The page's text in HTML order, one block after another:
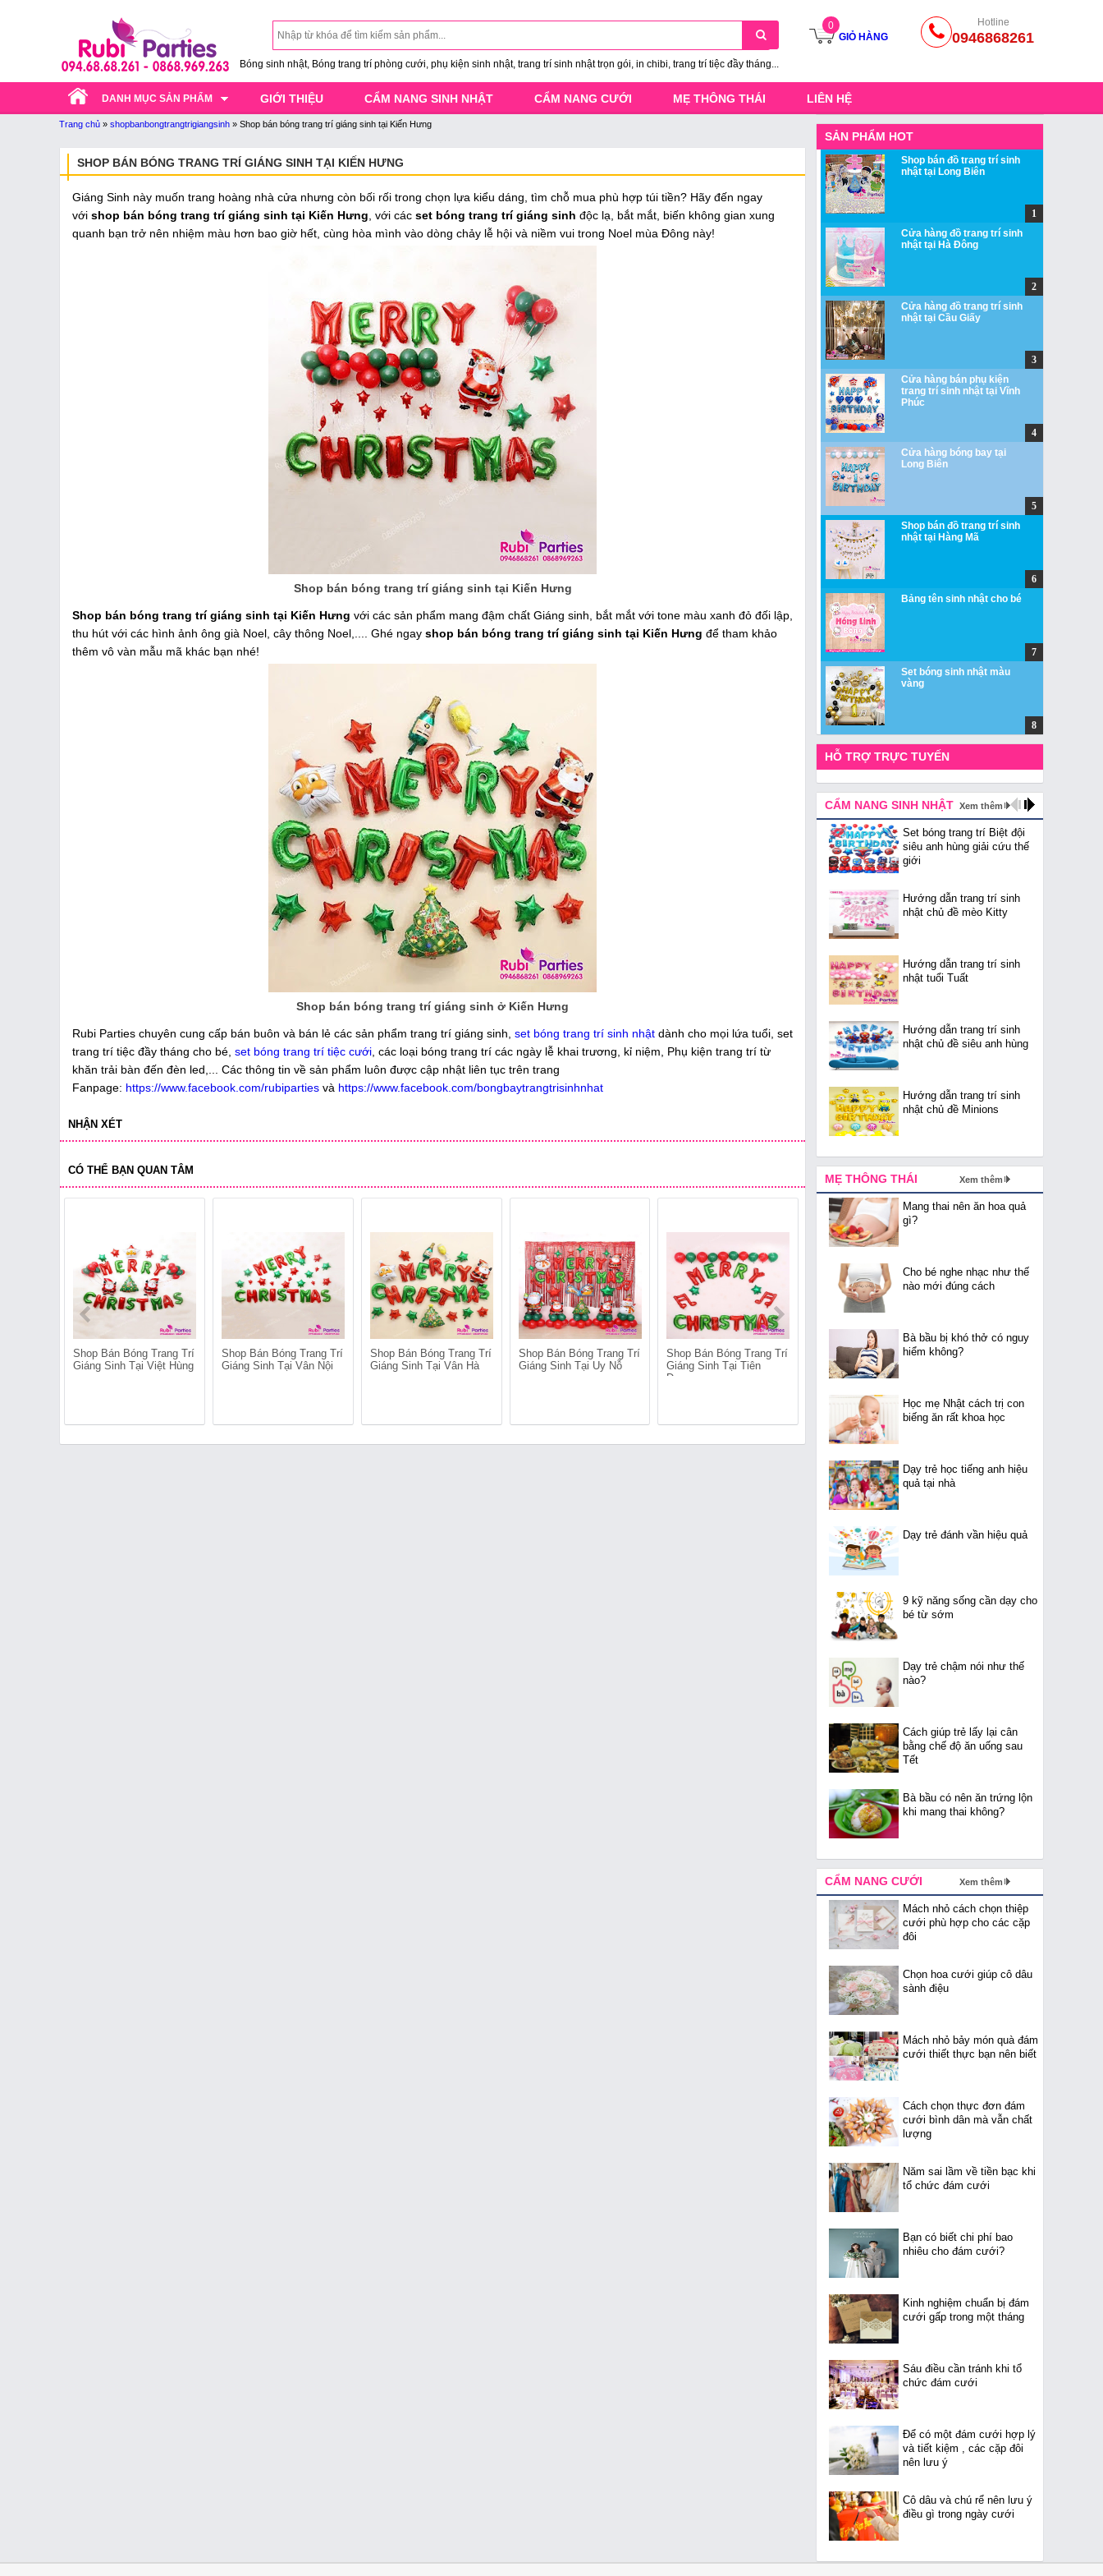
Bóng sinh nhật, Bóng trang trí phòng cưới, phụ kiện sinh nhật, trang trí sinh nhật trọn gói, in chibi, trang trí tiệc đầy tháng...
0
GIỎ HÀNG
Hotline
0946868261
DANH MỤC SẢN PHẨM GIỚI THIỆU CẨM NANG SINH NHẬT CẨM NANG CƯỚI MẸ THÔNG THÁI LIÊN HỆ
Trang chủ » shopbanbongtrangtrigiangsinh » Shop bán bóng trang trí giáng sinh tại Kiến Hưng
SHOP BÁN BÓNG TRANG TRÍ GIÁNG SINH TẠI KIẾN HƯNG
Giáng Sinh này muốn trang hoàng nhà cửa nhưng còn bối rối trong chọn lựa kiểu dáng, tìm chỗ mua phù hợp túi tiền? Hãy đến ngay
với shop bán bóng trang trí giáng sinh tại Kiến Hưng , với các set bóng trang trí giáng sinh độc lạ, bắt mắt, biến không gian xung
quanh bạn trở nên nhiệm màu hơn bao giờ hết, cùng hòa mình vào dòng chảy lễ hội và niềm vui trong Noel mùa Đông này!
Shop bán bóng trang trí giáng sinh tại Kiến Hưng
Shop bán bóng trang trí giáng sinh tại Kiến Hưng với các sản phẩm mang đậm chất Giáng sinh, bắt mắt với tone màu xanh đỏ đối lập,
thu hút với các hình ảnh ông già Noel, cây thông Noel,.... Ghé ngay shop bán bóng trang trí giáng sinh tại Kiến Hưng để tham khảo
thêm vô vàn mẫu mã khác bạn nhé!
Shop bán bóng trang trí giáng sinh ở Kiến Hưng
Rubi Parties chuyên cung cấp bán buôn và bán lẻ các sản phẩm trang trí giáng sinh, set bóng trang trí sinh nhật dành cho mọi lứa tuổi, set
trang trí tiệc đầy tháng cho bé, set bóng trang trí tiệc cưới , các loại bóng trang trí các ngày lễ khai trương, kỉ niệm, Phụ kiện trang trí từ
khăn trải bàn đến đèn led,... Các thông tin về sản phẩm luôn được cập nhật liên tục trên trang
Fanpage: https://www.facebook.com/rubiparties và https://www.facebook.com/bongbaytrangtrisinhnhat
NHẬN XÉT
CÓ THỂ BẠN QUAN TÂM
Shop Bán Bóng Trang Trí
Giáng Sinh Tại Việt Hùng
Shop Bán Bóng Trang Trí
Giáng Sinh Tại Vân Nội
Shop Bán Bóng Trang Trí
Giáng Sinh Tại Vân Hà
Shop Bán Bóng Trang Trí
Giáng Sinh Tại Uy Nỗ
Shop Bán Bóng Trang Trí
Giáng Sinh Tại Tiên
Dương
Shop Bán Bóng Trang Trí
Giáng Sinh Tại Tàm Xá
SẢN PHẨM HOT
Shop bán đồ trang trí sinh
nhật tại Long Biên
Cửa hàng đồ trang trí sinh
nhật tại Hà Đông
Cửa hàng đồ trang trí sinh
nhật tại Cầu Giấy
Cửa hàng bán phụ kiện
trang trí sinh nhật tại Vĩnh
Phúc
Cửa hàng bóng bay tại
Long Biên
Shop bán đồ trang trí sinh
nhật tại Hàng Mã
Bảng tên sinh nhật cho bé
Set bóng sinh nhật màu
vàng
HỖ TRỢ TRỰC TUYẾN
CẨM NANG SINH NHẬT Xem thêm
Set bóng trang trí Biệt đội
siêu anh hùng giải cứu thế
giới
Hướng dẫn trang trí sinh
nhật chủ đề mèo Kitty
Hướng dẫn trang trí sinh
nhật tuổi Tuất
Hướng dẫn trang trí sinh
nhật chủ đề siêu anh hùng
Hướng dẫn trang trí sinh
nhật chủ đề Minions
MẸ THÔNG THÁI Xem thêm
Mang thai nên ăn hoa quả
gì?
Cho bé nghe nhạc như thế
nào mới đúng cách
Bà bầu bị khó thở có nguy
hiểm không?
Học mẹ Nhật cách trị con
biếng ăn rất khoa học
Dạy trẻ học tiếng anh hiệu
quả tại nhà
Dạy trẻ đánh vần hiệu quả
9 kỹ năng sống cần dạy cho
bé từ sớm
Dạy trẻ chậm nói như thế
nào?
Cách giúp trẻ lấy lại cân
bằng chế độ ăn uống sau
Tết
Bà bầu có nên ăn trứng lộn
khi mang thai không?
CẨM NANG CƯỚI Xem thêm
Mách nhỏ cách chọn thiệp
cưới phù hợp cho các cặp
đôi
Chọn hoa cưới giúp cô dâu
sành điệu
Mách nhỏ bảy món quà đám
cưới thiết thực bạn nên biết
Cách chọn thực đơn đám
cưới bình dân mà vẫn chất
lượng
Năm sai lầm về tiền bạc khi
tổ chức đám cưới
Bạn có biết chi phí bao
nhiêu cho đám cưới?
Kinh nghiệm chuẩn bị đám
cưới gấp trong một tháng
Sáu điều cần tránh khi tổ
chức đám cưới
Để có một đám cưới hợp lý
và tiết kiệm , các cặp đôi
nên lưu ý
Cô dâu và chú rể nên lưu ý
điều gì trong ngày cưới